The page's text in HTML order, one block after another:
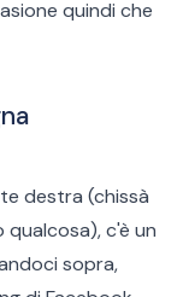
quindi che
destra (chissà
c'è un
sopra,